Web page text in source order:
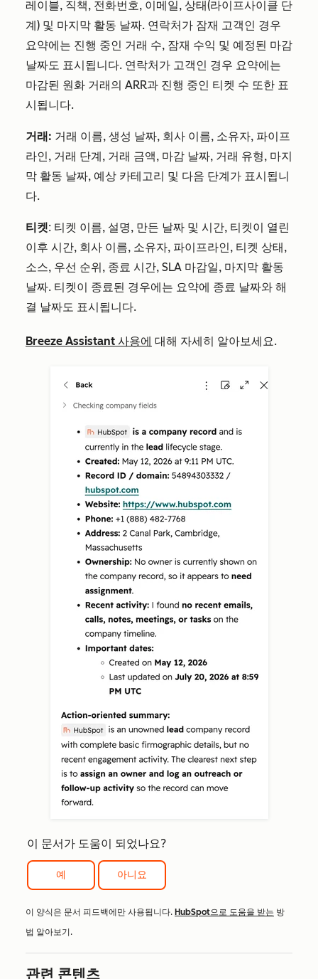
레이블, 직책, 전화번호, 이메일, 상태(라이프사이클 단
계) 및 마지막 활동 날짜. 연락처가 잠재 고객인 경우
요약에는 진행 중인 거래 수, 잠재 수익 및 예정된 마감
날짜도 표시됩니다. 연락처가 고객인 경우 요약에는
마감된 원화 거래의 ARR과 진행 중인 티켓 수 또한 표
시됩니다.
거래: 거래 이름, 생성 날짜, 회사 이름, 소유자, 파이프
라인, 거래 단계, 거래 금액, 마감 날짜, 거래 유형, 마지
막 활동 날짜, 예상 카테고리 및 다음 단계가 표시됩니
다.
티켓: 티켓 이름, 설명, 만든 날짜 및 시간, 티켓이 열린
이후 시간, 회사 이름, 소유자, 파이프라인, 티켓 상태,
소스, 우선 순위, 종료 시간, SLA 마감일, 마지막 활동
날짜. 티켓이 종료된 경우에는 요약에 종료 날짜와 해
결 날짜도 표시됩니다.
Breeze Assistant 사용에 대해 자세히 알아보세요.
이 문서가 도움이 되었나요?
예 아니요
이 양식은 문서 피드백에만 사용됩니다. HubSpot으로 도움을 받는 방
법 알아보기.
관련 콘텐츠